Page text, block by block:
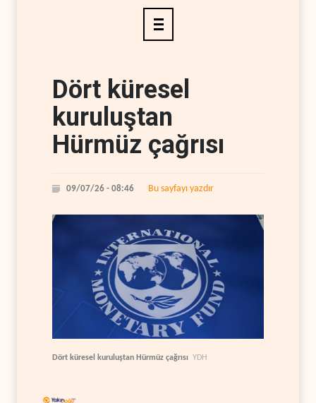
Dört küresel
kuruluştan
Hürmüz çağrısı
09/07/26 - 08:46 Bu sayfayı yazdır
Dört küresel kuruluştan Hürmüz çağrısı YDH